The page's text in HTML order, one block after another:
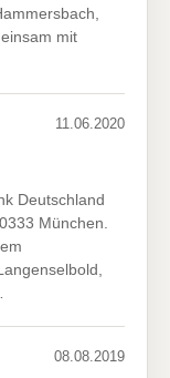
mit
11.06.2020
Deutschland
München.
08.08.2019